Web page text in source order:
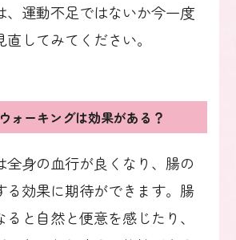
、運動不足ではないか今一度
してみてください。
ォーキングは効果がある？
全身の血行が良くなり、腸の
る効果に期待ができます。腸
と自然と便意を感じたり、